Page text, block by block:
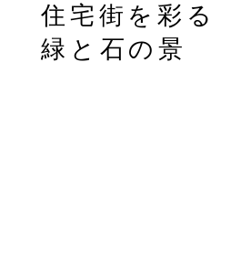
住宅街を彩る
緑と石の景